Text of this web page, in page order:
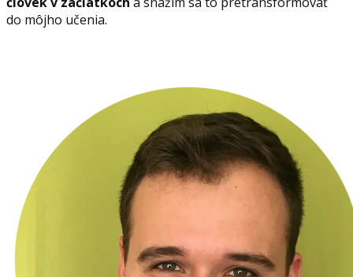
do môjho učenia.